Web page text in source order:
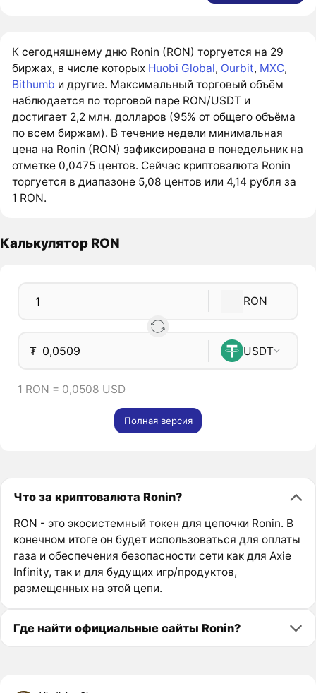
К сегодняшнему дню Ronin (RON) торгуется на 29
биржах, в числе которых Huobi Global, Ourbit, MXC,
Bithumb и другие. Максимальный торговый объём
наблюдается по торговой паре RON/USDT и
достигает 2,2 млн. долларов (95% от общего объёма
по всем биржам). В течение недели минимальная
цена на Ronin (RON) зафиксирована в понедельник на
отметке 0,0475 центов. Сейчас криптовалюта Ronin
торгуется в диапазоне 5,08 центов или 4,14 рубля за
1 RON.
Калькулятор RON
RON
₮ USDT
1 RON = 0,0508 USD
Полная версия
Что за криптовалюта Ronin?
RON - это экосистемный токен для цепочки Ronin. В
конечном итоге он будет использоваться для оплаты
газа и обеспечения безопасности сети как для Axie
Infinity, так и для будущих игр/продуктов,
размещенных на этой цепи.
Где найти официальные сайты Ronin?